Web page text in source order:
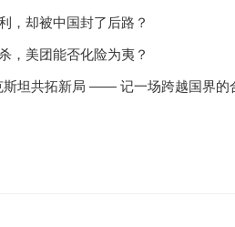
，却被中国封了后路？
，美团能否化险为夷？
斯坦共拓新局 —— 记一场跨越国界的